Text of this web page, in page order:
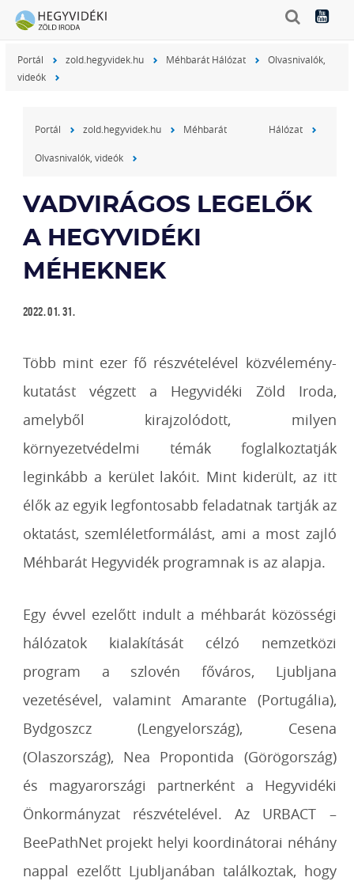
Portál zold.hegyvidek.hu Méhbarát Hálózat
Olvasnivalók,
videók
Portál zold.hegyvidek.hu Méhbarát Hálózat
Olvasnivalók, videók
VADVIRÁGOS LEGELŐK
A HEGYVIDÉKI
MÉHEKNEK
2022. 01. 31.
Több mint ezer fő részvételével közvélemény-
kutatást végzett a Hegyvidéki Zöld Iroda,
amelyből kirajzolódott, milyen
környezetvédelmi témák foglalkoztatják
leginkább a kerület lakóit. Mint kiderült, az itt
élők az egyik legfontosabb feladatnak tartják az
oktatást, szemléletformálást, ami a most zajló
Méhbarát Hegyvidék programnak is az alapja.
Egy évvel ezelőtt indult a méhbarát közösségi
hálózatok kialakítását célzó nemzetközi
program a szlovén főváros, Ljubljana
vezetésével, valamint Amarante (Portugália),
Bydgoszcz (Lengyelország), Cesena
(Olaszország), Nea Propontida (Görögország)
és magyarországi partnerként a Hegyvidéki
Önkormányzat részvételével. Az URBACT –
BeePathNet projekt helyi koordinátorai néhány
nappal ezelőtt Ljubljanában találkoztak, hogy